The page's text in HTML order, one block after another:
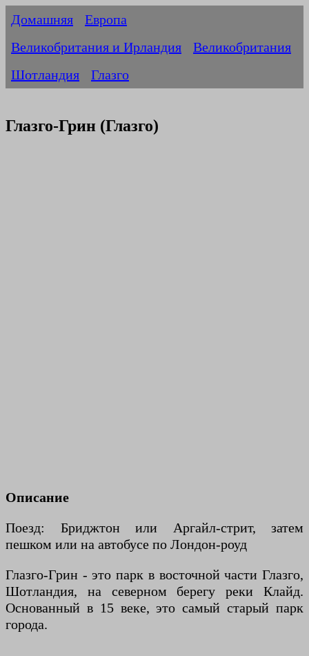
Домашняя
Европа
Великобритания и Ирландия
Великобритания
Шотландия
Глазго
Глазго-Грин (Глазго)
Описание
Поезд: Бриджтон или Аргайл-стрит, затем
пешком или на автобусе по Лондон-роуд
Глазго-Грин - это парк в восточной части Глазго,
Шотландия, на северном берегу реки Клайд.
Основанный в 15 веке, это самый старый парк
города.